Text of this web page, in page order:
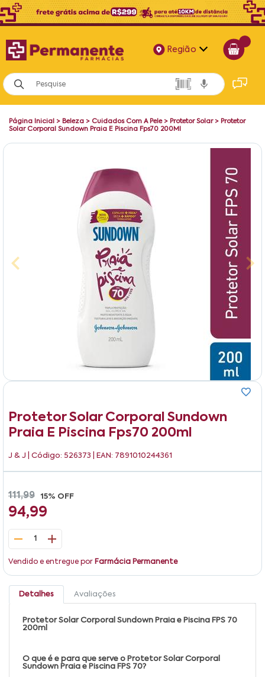
Região
Alagoas
Bahia
Página Inicial > Beleza > Cuidados Com A Pele> Protetor Solar> Protetor
Solar Corporal Sundown Praia E Piscina Fps70 200Ml
Protetor Solar Corporal Sundown
Praia E Piscina Fps70 200ml
J & J | Código: 526373 | EAN: 7891010244361
111,99 15% OFF
94,99
1
Vendido e entregue por Farmácia Permanente
Detalhes Avaliações
Protetor Solar Corporal Sundown Praia e Piscina FPS 70
200ml
O que é e para que serve o Protetor Solar Corporal
Sundown Praia e Piscina FPS 70?